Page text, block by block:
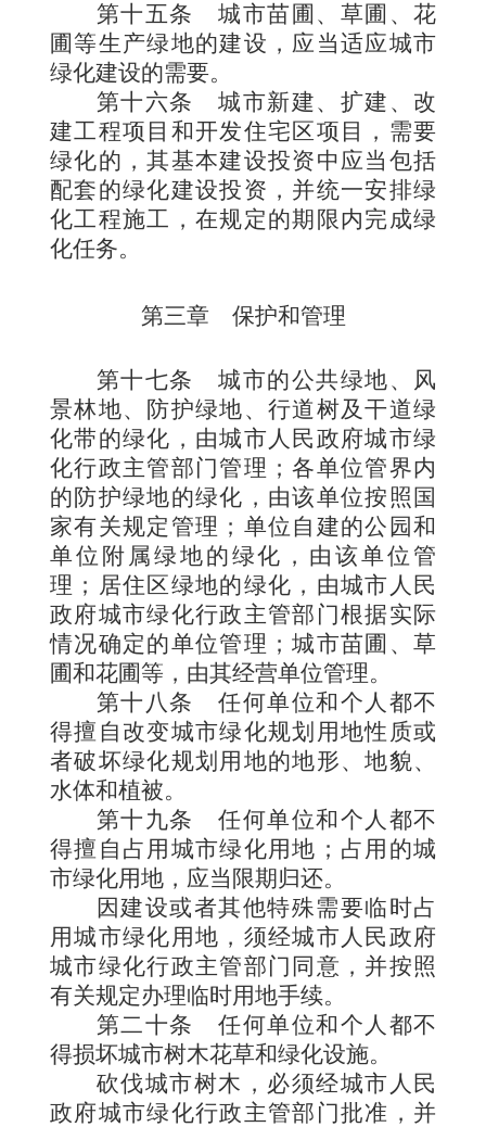
第十五条城市苗圃、草圃、花
圃等生产绿地的建设，应当适应城市
绿化建设的需要。
第十六条城市新建、扩建、改
建工程项目和开发住宅区项目，需要
绿化的，其基本建设投资中应当包括
配套的绿化建设投资，并统一安排绿
化工程施工，在规定的期限内完成绿
化任务。
第三章 保护和管理
第十七条城市的公共绿地、风
景林地、防护绿地、行道树及干道绿
化带的绿化，由城市人民政府城市绿
化行政主管部门管理；各单位管界内
的防护绿地的绿化，由该单位按照国
家有关规定管理；单位自建的公园和
单位附属绿地的绿化，由该单位管
理；居住区绿地的绿化，由城市人民
政府城市绿化行政主管部门根据实际
情况确定的单位管理；城市苗圃、草
圃和花圃等，由其经营单位管理。
第十八条任何单位和个人都不
得擅自改变城市绿化规划用地性质或
者破坏绿化规划用地的地形、地貌、
水体和植被。
第十九条任何单位和个人都不
得擅自占用城市绿化用地；占用的城
市绿化用地，应当限期归还。
因建设或者其他特殊需要临时占
用城市绿化用地，须经城市人民政府
城市绿化行政主管部门同意，并按照
有关规定办理临时用地手续。
第二十条任何单位和个人都不
得损坏城市树木花草和绿化设施。
砍伐城市树木，必须经城市人民
政府城市绿化行政主管部门批准，并